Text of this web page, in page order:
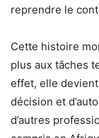
reprendre le
Cette histoire
plus aux tâches
effet, elle devient
décision et
d’autres